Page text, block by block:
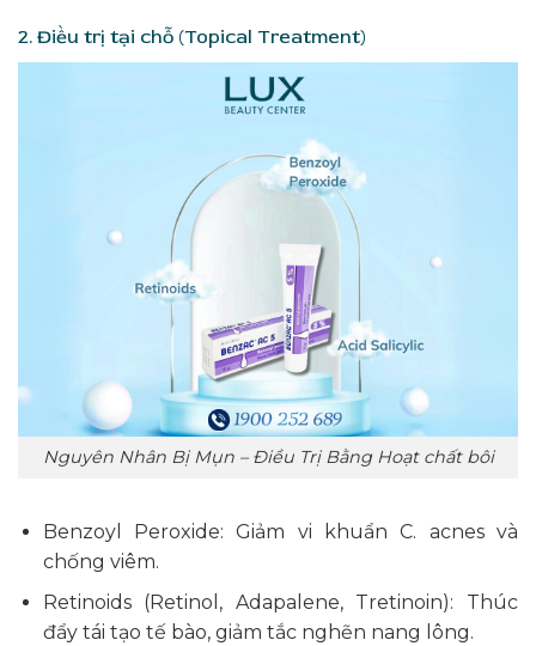
2. Điều trị tại chỗ (Topical Treatment)
Nguyên Nhân Bị Mụn – Điều Trị Bằng Hoạt chất bôi
Benzoyl Peroxide: Giảm vi khuẩn C. acnes và
chống viêm.
Retinoids (Retinol, Adapalene, Tretinoin): Thúc
đẩy tái tạo tế bào, giảm tắc nghẽn nang lông.